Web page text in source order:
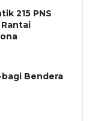
215 PNS
Bendera